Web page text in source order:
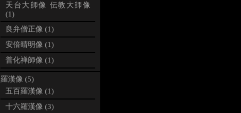
天台大師像 伝教大師像
(1)
良弁僧正像 (1)
安倍晴明像 (1)
普化禅師像 (1)
羅漢像 (5)
五百羅漢像 (1)
十六羅漢像 (3)